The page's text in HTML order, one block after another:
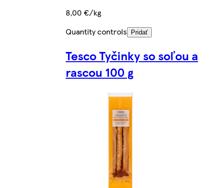
8,00 €/kg
Quantity controls
Pridať
Tesco Tyčinky so soľou a
rascou 100 g